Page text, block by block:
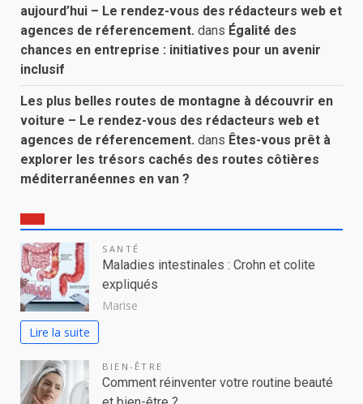
aujourd’hui – Le rendez-vous des rédacteurs web et
agences de réferencement. dans Égalité des
chances en entreprise : initiatives pour un avenir
inclusif
Les plus belles routes de montagne à découvrir en
voiture – Le rendez-vous des rédacteurs web et
agences de réferencement. dans Êtes-vous prêt à
explorer les trésors cachés des routes côtières
méditerranéennes en van ?
SANTÉ
Maladies intestinales : Crohn et colite
expliqués
Marise
Lire la suite
BIEN-ÊTRE
Comment réinventer votre routine beauté